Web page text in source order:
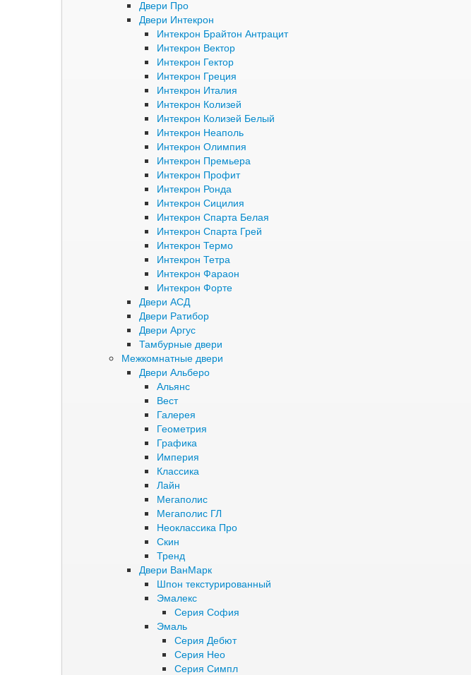
Двери Про
Двери Интекрон
Интекрон Брайтон Антрацит
Интекрон Вектор
Интекрон Гектор
Интекрон Греция
Интекрон Италия
Интекрон Колизей
Интекрон Колизей Белый
Интекрон Неаполь
Интекрон Олимпия
Интекрон Премьера
Интекрон Профит
Интекрон Ронда
Интекрон Сицилия
Интекрон Спарта Белая
Интекрон Спарта Грей
Интекрон Термо
Интекрон Тетра
Интекрон Фараон
Интекрон Форте
Двери АСД
Двери Ратибор
Двери Аргус
Тамбурные двери
Межкомнатные двери
Двери Альберо
Альянс
Вест
Галерея
Геометрия
Графика
Империя
Классика
Лайн
Мегаполис
Мегаполис ГЛ
Неоклассика Про
Скин
Тренд
Двери ВанМарк
Шпон текстурированный
Эмалекс
Серия София
Эмаль
Серия Дебют
Серия Нео
Серия Симпл